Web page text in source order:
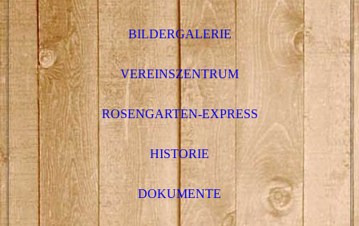
BILDERGALERIE
VEREINSZENTRUM
ROSENGARTEN-EXPRESS
HISTORIE
DOKUMENTE